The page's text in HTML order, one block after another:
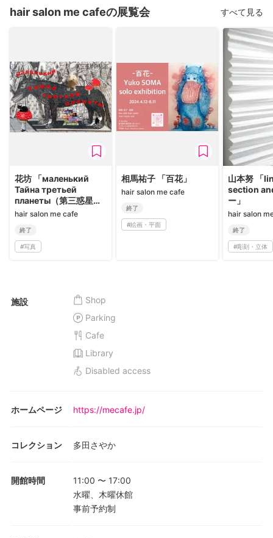
hair salon me cafeの展覧会 すべて見る
花坊 「маленький
Тайна третьей
планеты（第三惑星の
小さな秘密 ）」
hair salon me cafe
終了
#写真
相馬祐子 「百花」
hair salon me cafe
終了
#絵画・平面
山本努 「
section
ー」
hair salon
終了
#彫刻・立体
施設
Shop
Parking
Cafe
Library
Disabled access
ホームページ https://mecafe.jp/
コレクション 多田さやか
開館時間 11:00 〜 17:00
水曜、木曜休館
事前予約制